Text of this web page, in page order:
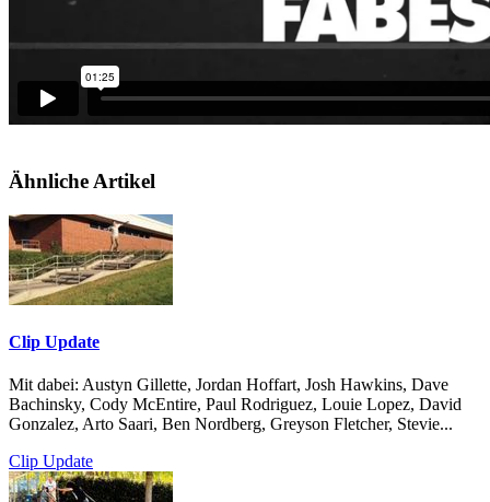
Ähnliche Artikel
Clip Update
Mit dabei: Austyn Gillette, Jordan Hoffart, Josh Hawkins, Dave
Bachinsky, Cody McEntire, Paul Rodriguez, Louie Lopez, David
Gonzalez, Arto Saari, Ben Nordberg, Greyson Fletcher, Stevie...
Clip Update